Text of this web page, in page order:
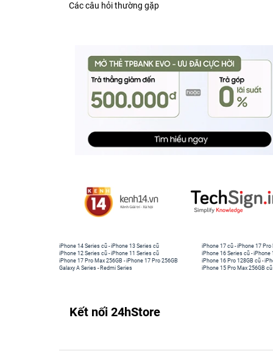
Các câu hỏi thường gặp
iPhone 14 Series cũ -iPhone 13 Series cũ
iPhone 12 Series cũ -iPhone 11 Series cũ
iPhone 17 Pro Max 256GB -iPhone 17 Pro 256GB
Galaxy A Series - Redmi Series
iPhone 17 cũ -iPhone 17 Pro
iPhone 16 Series cũ - iPhone
iPhone 16 Pro 128GB cũ -
iPhone 15 Pro Max 256GB cũ
Kết nối 24hStore